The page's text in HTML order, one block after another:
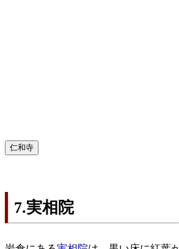
仁和寺
7.実相院